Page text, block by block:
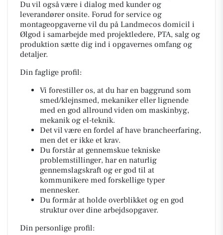
Du vil også være i dialog med kunder og
leverandører onsite. Forud for service og
montageopgaverne vil du på Landmecos domicil i
Ølgod i samarbejde med projektledere, PTA, salg og
produktion sætte dig ind i opgavernes omfang og
detaljer.
Din faglige profil:
Vi forestiller os, at du har en baggrund som
smed/klejnsmed, mekaniker eller lignende
med en god allround viden om maskinbyg,
mekanik og el-teknik.
Det vil være en fordel af have brancheerfaring,
men det er ikke et krav.
Du forstår at gennemskue tekniske
problemstillinger, har en naturlig
gennemslagskraft og er god til at
kommunikere med forskellige typer
mennesker.
Du formår at holde overblikket og en god
struktur over dine arbejdsopgaver.
Din personlige profil: